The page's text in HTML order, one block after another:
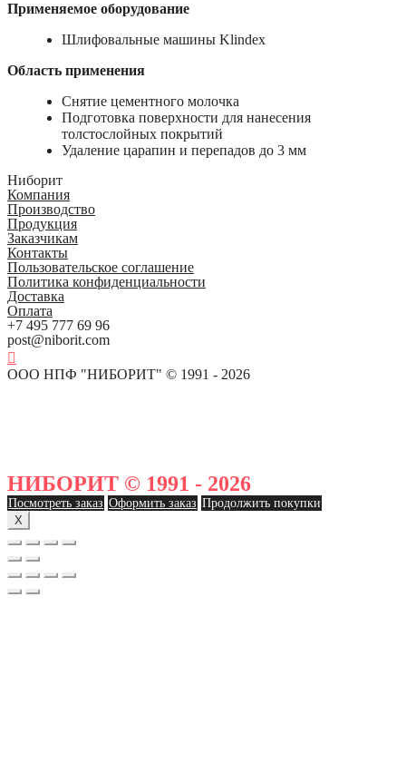
Применяемое оборудование
Шлифовальные машины Klindex
Область применения
Снятие цементного молочка
Подготовка поверхности для нанесения
толстослойных покрытий
Удаление царапин и перепадов до 3 мм
Ниборит
Компания
Производство
Продукция
Заказчикам
Контакты
Пользовательское соглашение
Политика конфиденциальности
Доставка
Оплата
+7 495 777 69 96
post@niborit.com
ООО НПФ "НИБОРИТ" © 1991 - 2026
НИБОРИТ © 1991 - 2026
Посмотреть заказ Оформить заказ Продолжить покупки
X